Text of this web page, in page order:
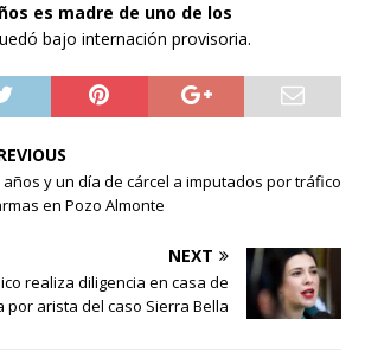
es madre de uno de los
bajo internación provisoria.
años y un día de cárcel a imputados por tráfico
en Pozo Almonte
NEXT
realiza diligencia en casa de
por arista del caso Sierra Bella